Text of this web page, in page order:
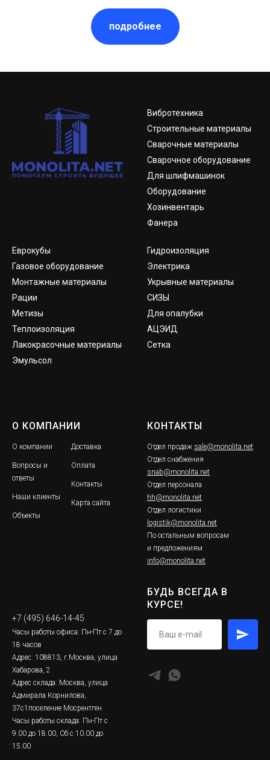
подробнее
Вибротехника
Строительные материалы
Сварочные материалы
Сварочное оборудование
Для шлифмашинок
Оборудование
Хозинвентарь
Фанера
Еврокубы
Газовое оборудование
Монтажные материалы
Рации
Метизы
Теплоизоляция
Лакокрасочные материалы
Эмульсол
Гидроизоляция
Электрика
Укрывные материалы
СИЗЫ
Для опалубки
АЦЭИД
Сетка
О КОМПАНИИ
О компании
Вопросы и
ответы
Наши клиенты
Объекты
Доставка
Оплата
Контакты
Карта сайта
КОНТАКТЫ
Отдел продаж sale@monolita.net
Отдел снабжения
snab@monolita.net
Отдел персонала
hh@monolita.net
Отдел логистики
logistik@monolita.net
По остальным вопросам
и предложениям
info@monolita.net
+7 (495) 646-14-45
Часы работы офиса: Пн-Пт с 7 до
18 часов
Адрес: 108813, г.Москва, улица
Хабарова, 2
Адрес склада: Москва, улица
Адмирала Корнилова,
37с1поселение Мосрентген
Часы работы склада: Пн-Пт с
9.00 до 18.00, Сб с 10.00 до
15.00
БУДЬ ВСЕГДА В
КУРСЕ!